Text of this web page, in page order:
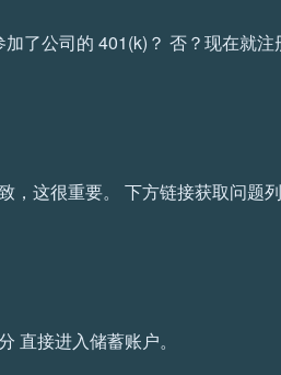
了公司的 401(k)？ 否？现在就注
，这很重要。 下方链接获取问题
直接进入储蓄账户。